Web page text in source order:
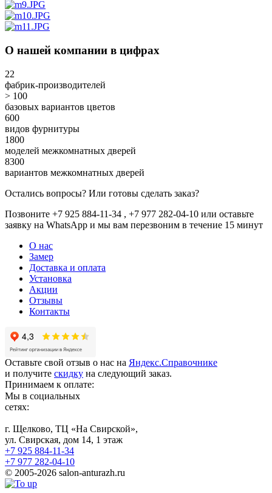
О нашей компании в цифрах
22
фабрик-производителей
> 100
базовых вариантов цветов
600
видов фурнитуры
1800
моделей межкомнатных дверей
8300
вариантов межкомнатных дверей
Остались вопросы? Или готовы сделать заказ?
Позвоните +7 925 884-11-34 , +7 977 282-04-10 или оставьте
заявку на WhatsApp и мы вам перезвоним в течение 15 минут
О нас
Замер
Доставка и оплата
Установка
Акции
Отзывы
Контакты
Оставьте свой отзыв о нас на Яндекс.Справочнике
и получите скидку на следующий заказ.
Принимаем к оплате:
Мы в социальных
сетях:
г. Щелково, ТЦ «На Свирской»,
ул. Свирская, дом 14, 1 этаж
+7 925 884-11-34
+7 977 282-04-10
© 2005-2026 salon-anturazh.ru